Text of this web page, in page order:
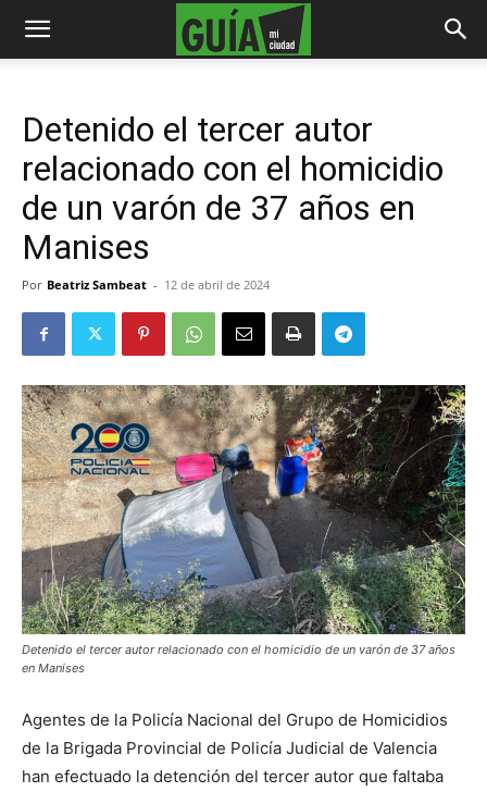
Detenido el tercer autor
relacionado con el homicidio
de un varón de 37 años en
Manises
Por Beatriz Sambeat - 12 de abril de 2024
Detenido el tercer autor relacionado con el homicidio de un varón de 37 años
en Manises
Agentes de la Policía Nacional del Grupo de Homicidios
de la Brigada Provincial de Policía Judicial de Valencia
han efectuado la detención del tercer autor que faltaba